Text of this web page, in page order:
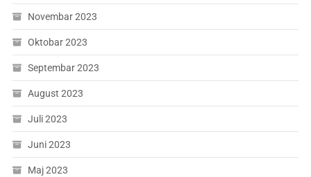
Novembar 2023
Oktobar 2023
Septembar 2023
August 2023
Juli 2023
Juni 2023
Maj 2023